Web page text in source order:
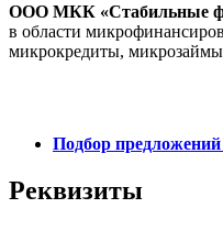
ООО МКК «Стабильные
в области
микрокредиты,
Подбор
Реквизиты